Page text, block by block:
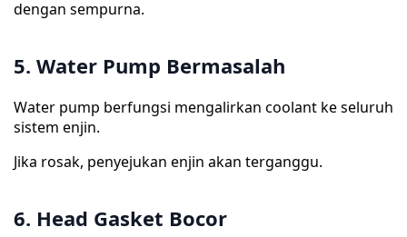
dengan sempurna.
5. Water Pump Bermasalah
Water pump berfungsi mengalirkan coolant ke seluruh
sistem enjin.
Jika rosak, penyejukan enjin akan terganggu.
6. Head Gasket Bocor